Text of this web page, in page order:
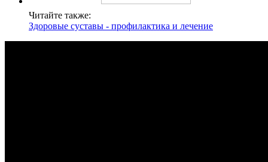
Читайте также:
Здоровые суставы - профилактика и лечение